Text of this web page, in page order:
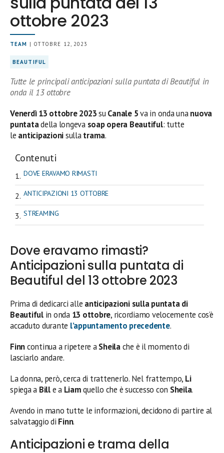
ottobre 2023
TEAM | OTTOBRE 12, 2023
BEAUTIFUL
Tutte le principali anticipazioni sulla puntata di Beautiful in
onda il 13 ottobre
Venerdì 13 ottobre2023suCanale 5va in onda unanuova
puntatadella longeva soap opera Beautiful: tutte
le anticipazionisullatrama.
Contenuti
DOVE ERAVAMO RIMASTI
ANTICIPAZIONI 13 OTTOBRE
STREAMING
Dove eravamo rimasti?
Anticipazioni sulla puntata di
Beautiful del 13 ottobre 2023
Prima di dedicarci alle anticipazioni sulla puntata di
Beautiful in onda 13 ottobre, ricordiamo velocemente cos’è
accaduto durante l’appuntamento precedente.
Finncontinua a ripetere aSheilache è il momento di
lasciarlo andare.
La donna, però, cerca di trattenerlo. Nel frattempo, Li
spiega a Bille a Liamquello che è successo con Sheila.
Avendo in mano tutte le informazioni, decidono di partire al
salvataggio di Finn.
Anticipazioni e trama della